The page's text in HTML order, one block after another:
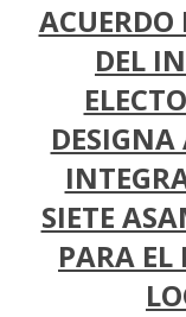
ACUERDO
DEL
DESIGNA
SIETE
PARA EL